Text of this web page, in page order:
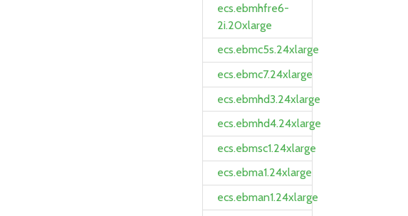
ecs.ebmhfre6-
2i.20xlarge
ecs.ebmc5s.24xlarge
ecs.ebmc7.24xlarge
ecs.ebmhd3.24xlarge
ecs.ebmhd4.24xlarge
ecs.ebmsc1.24xlarge
ecs.ebma1.24xlarge
ecs.ebman1.24xlarge